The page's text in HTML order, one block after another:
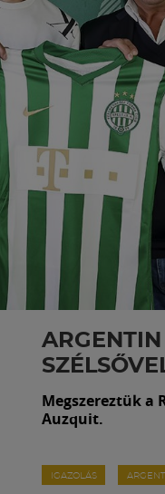
Megszereztük a
Auzquit.
IGAZOLÁS